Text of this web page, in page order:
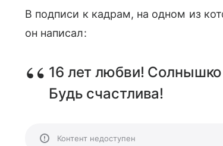
В подписи к кадрам, на одном из
он написал:
16 лет любви!
Будь счастлива!
Контент недоступен